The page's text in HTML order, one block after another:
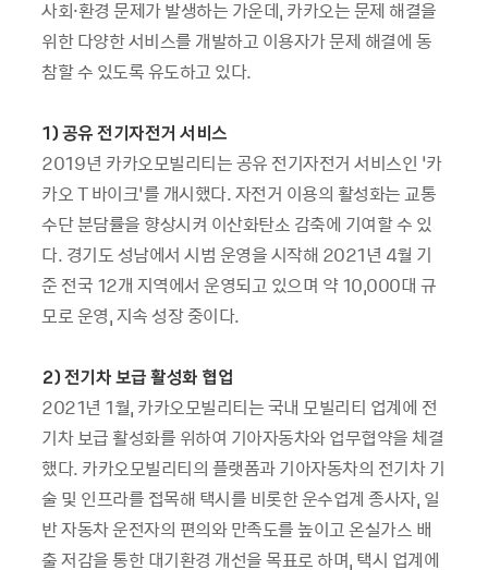
사회·환경 문제가 발생하는 가운데, 카카오는 문제 해결을
위한 다양한 서비스를 개발하고 이용자가 문제 해결에 동
참할 수 있도록 유도하고 있다.
1) 공유 전기자전거 서비스
2019년 카카오모빌리티는 공유 전기자전거 서비스인 ‘카
카오 T 바이크’를 개시했다. 자전거 이용의 활성화는 교통
수단 분담률을 향상시켜 이산화탄소 감축에 기여할 수 있
다. 경기도 성남에서 시범 운영을 시작해 2021년 4월 기
준 전국 12개 지역에서 운영되고 있으며 약 10,000대 규
모로 운영, 지속 성장 중이다.
2) 전기차 보급 활성화 협업
2021년 1월, 카카오모빌리티는 국내 모빌리티 업계에 전
기차 보급 활성화를 위하여 기아자동차와 업무협약을 체결
했다. 카카오모빌리티의 플랫폼과 기아자동차의 전기차 기
술 및 인프라를 접목해 택시를 비롯한 운수업계 종사자, 일
반 자동차 운전자의 편의와 만족도를 높이고 온실가스 배
출 저감을 통한 대기환경 개선을 목표로 하며, 택시 업계에